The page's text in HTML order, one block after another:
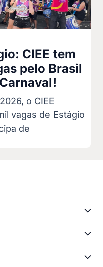
CIEE tem
pelo Brasil
o CIEE
vagas de Estágio
de